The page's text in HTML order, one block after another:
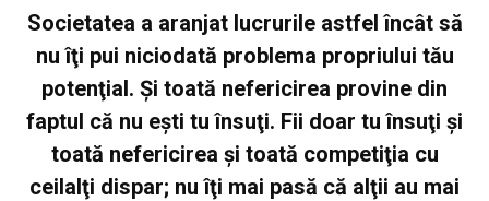
Societatea a aranjat lucrurile astfel încât să
nu îţi pui niciodată problema propriului tău
potenţial. Şi toată nefericirea provine din
faptul că nu eşti tu însuţi. Fii doar tu însuţi şi
toată nefericirea şi toată competiţia cu
ceilalţi dispar; nu îţi mai pasă că alţii au mai